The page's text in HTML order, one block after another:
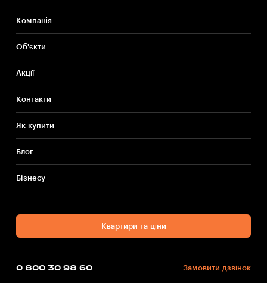
Компанія
Об'єкти
Акції
Контакти
Як купити
Блог
Бiзнесу
Квартири та ціни
0 800 30 98 60 Замовити дзвінок